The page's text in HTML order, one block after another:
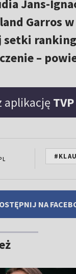
Jans-
Garros
setki
–
aplikację
NA